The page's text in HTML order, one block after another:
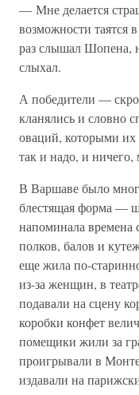
— Мне делается
возможности таятся
раз слышал Шопена,
слыхал.
А победители —
кланялись и словно
оваций, которыми их
так и надо, и ничего,
В Варшаве было
блестящая форма —
напоминала времена
полков, балов и
еще жила по-
из-за женщин, в
подавали на сцену
коробки конфет
помещики жили за
проигрывали в
издавали на